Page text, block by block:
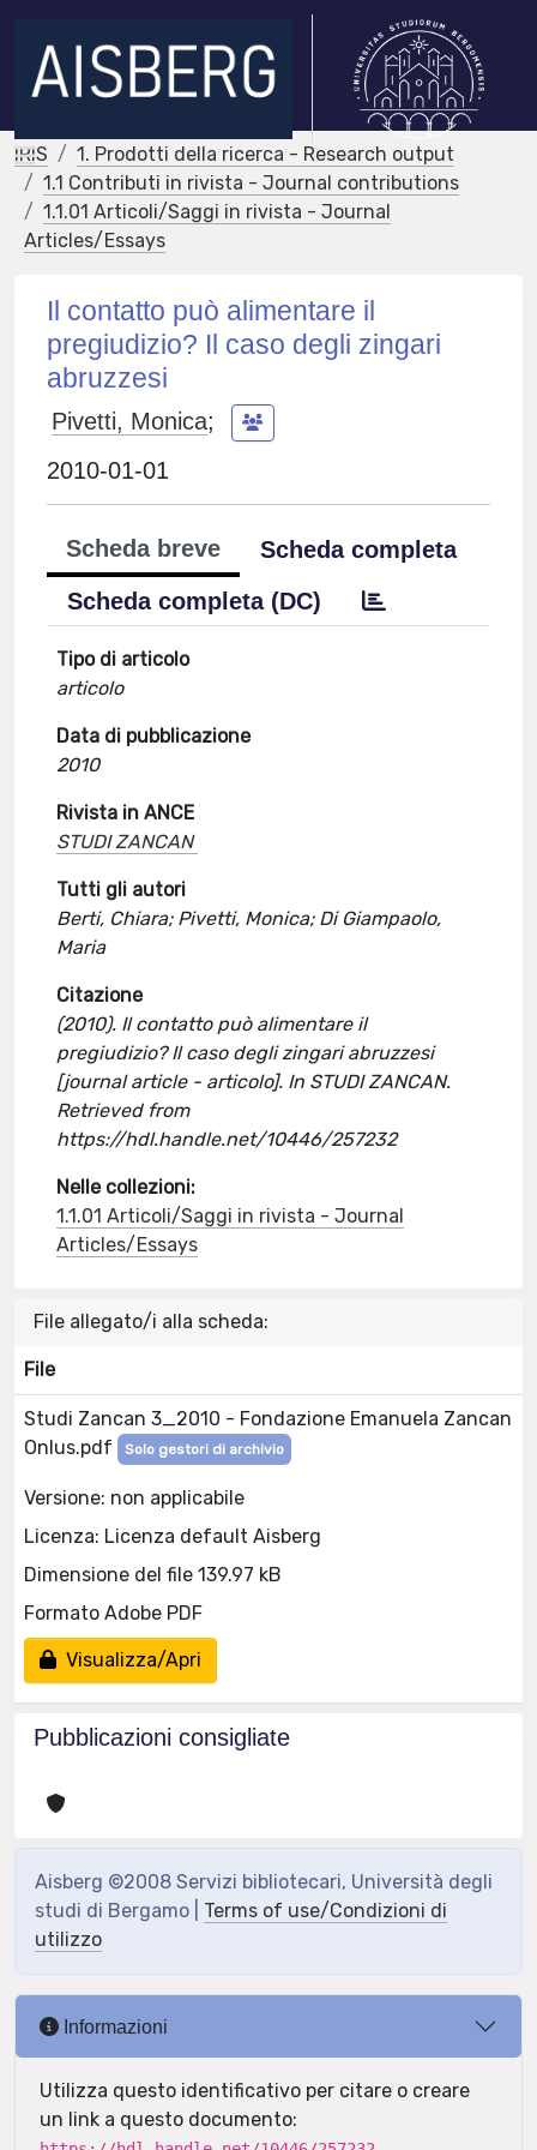
IRIS
1. Prodotti della ricerca - Research output
1.1 Contributi in rivista - Journal contributions
1.1.01 Articoli/Saggi in rivista - Journal
Articles/Essays
Il contatto può alimentare il
pregiudizio? Il caso degli zingari
abruzzesi
Pivetti, Monica;
2010-01-01
Scheda breve
Scheda completa
Scheda completa (DC)
Tipo di articolo
articolo
Data di pubblicazione
2010
Rivista in ANCE
STUDI ZANCAN
Tutti gli autori
Berti, Chiara; Pivetti, Monica; Di Giampaolo,
Maria
Citazione
(2010). Il contatto può alimentare il
pregiudizio? Il caso degli zingari abruzzesi
[journal article - articolo]. In STUDI ZANCAN.
Retrieved from
https://hdl.handle.net/10446/257232
Nelle collezioni:
1.1.01 Articoli/Saggi in rivista - Journal
Articles/Essays
File allegato/i alla scheda:
File
Studi Zancan 3_2010 - Fondazione Emanuela Zancan
Onlus.pdf
Solo gestori di archivio
Versione: non applicabile
Licenza: Licenza default Aisberg
Dimensione del file 139.97 kB
Formato Adobe PDF
Visualizza/Apri
Pubblicazioni consigliate
Aisberg ©2008 Servizi bibliotecari, Università degli
studi di Bergamo | Terms of use/Condizioni di
utilizzo
Informazioni
Utilizza questo identificativo per citare o creare
un link a questo documento: